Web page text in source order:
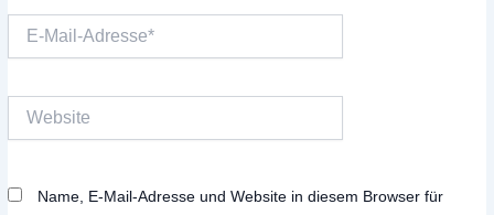
Mail-
Website
Name, E-Mail-Adresse und Website in diesem Browser für